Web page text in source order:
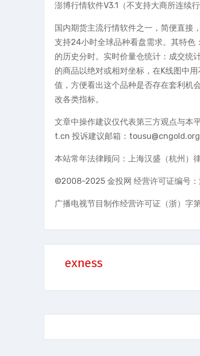
澎博行情软件V3.1（不支持大商所连续
国内期货主流行情软件之一，简便直接
支持24小时全球品种看盘需求。其特色
的历史分时。实时价量仓统计：成交统
的商品以绝对或相对坐标，在K线图中
值，方便看出这个品种是否存在套利机
改各类指标。
文章中操作建议仅代表第三方观点与本
t.cn 投诉建议邮箱：tousu@cngold.org
本站常年法律顾问：上海汉盛（杭州）
©2008-2025 金投网 经营许可证编号
广播电视节目制作经营许可证（浙）字
exness